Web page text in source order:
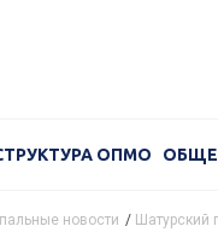
ОПМО
новости / Шатурский